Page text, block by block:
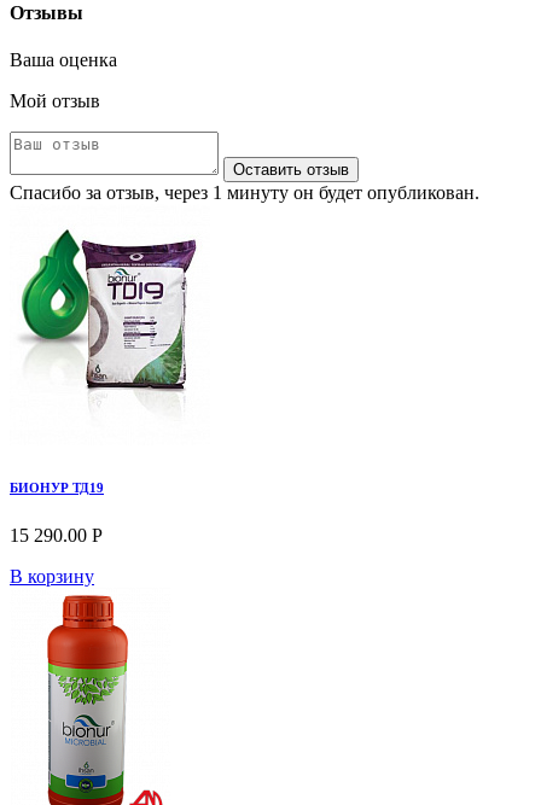
Отзывы
Ваша оценка
Мой отзыв
Оставить отзыв
Спасибо за отзыв, через 1 минуту он будет опубликован.
БИОНУР ТД19
15 290.00 Р
В корзину